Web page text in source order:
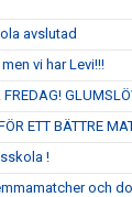
avslutad
vi har Levi!!!
FREDAG!
ETT BÄTTRE
!
och